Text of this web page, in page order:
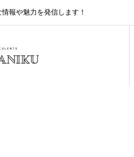
報や魅力を発信します！